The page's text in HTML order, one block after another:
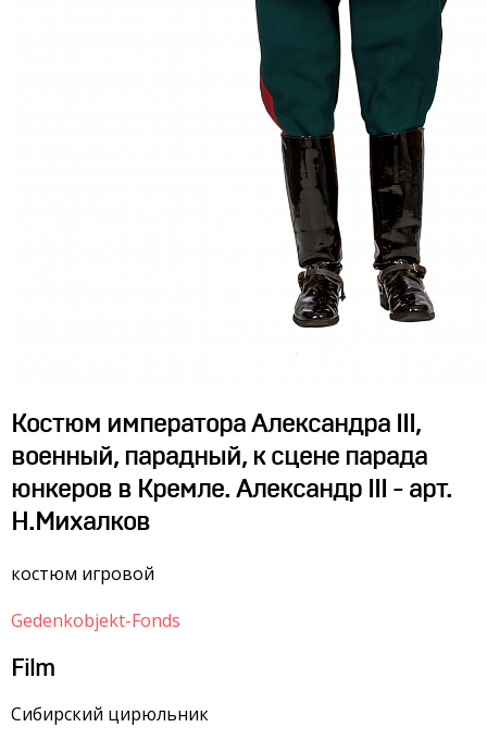
Костюм императора Александра III,
военный, парадный, к сцене парада
юнкеров в Кремле. Александр III - арт.
Н.Михалков
костюм игровой
Gedenkobjekt-Fonds
Film
Сибирский цирюльник